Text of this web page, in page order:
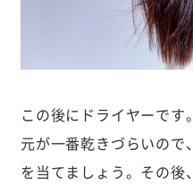
この後にドライヤーで
元が一番乾きづらいの
を当てましょう。その